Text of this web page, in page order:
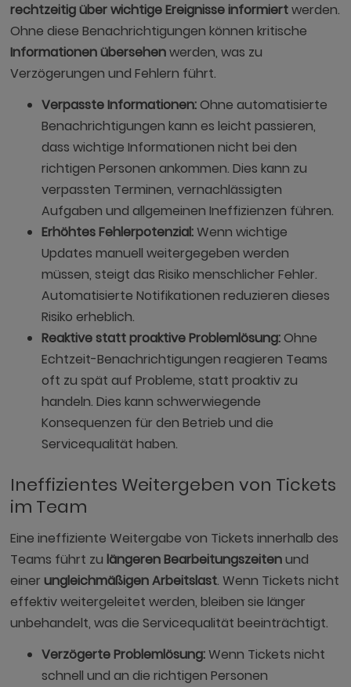
rechtzeitig über wichtige Ereignisse informiertwerden.
Ohne diese Benachrichtigungen können kritische
Informationen übersehenwerden, was zu
Verzögerungen und Fehlern führt.
Verpasste Informationen:Ohne automatisierte
Benachrichtigungen kann es leicht passieren,
dass wichtige Informationen nicht bei den
richtigen Personen ankommen. Dies kann zu
verpassten Terminen, vernachlässigten
Aufgaben und allgemeinen Ineffizienzen führen.
Erhöhtes Fehlerpotenzial:Wenn wichtige
Updates manuell weitergegeben werden
müssen, steigt das Risiko menschlicher Fehler.
Automatisierte Notifikationen reduzieren dieses
Risiko erheblich.
Reaktive statt proaktive Problemlösung:Ohne
Echtzeit-Benachrichtigungen reagieren Teams
oft zu spät auf Probleme, statt proaktiv zu
handeln. Dies kann schwerwiegende
Konsequenzen für den Betrieb und die
Servicequalität haben.
Ineffizientes Weitergeben von Tickets
im Team
Eine ineffiziente Weitergabe von Tickets innerhalb des
Teams führt zu längeren Bearbeitungszeitenund
einer ungleichmäßigen Arbeitslast. Wenn Tickets nicht
effektiv weitergeleitet werden, bleiben sie länger
unbehandelt, was die Servicequalität beeinträchtigt.
Verzögerte Problemlösung:Wenn Tickets nicht
schnell und an die richtigen Personen